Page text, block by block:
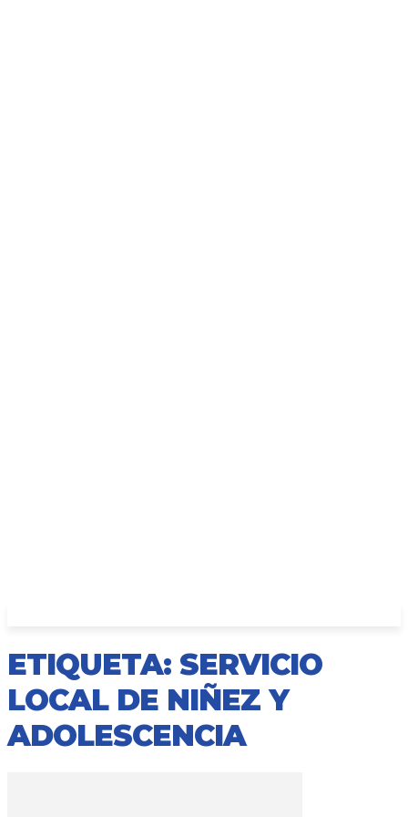
ETIQUETA: SERVICIO
LOCAL DE NIÑEZ Y
ADOLESCENCIA